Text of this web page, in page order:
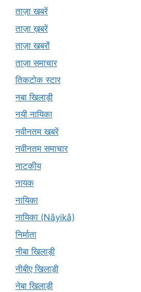
ताज़ा खबरें
ताज़ा ख़बरें
ताज़ा खबरों
ताज़ा समाचार
तिकटोक स्टार
नबा खिलाड़ी
नयी नायिका
नवीनतम खबरें
नवीनतम समाचार
नाटकीय
नायक
नायिका
नायिका (Nāyikā)
निर्माता
नीबा खिलाड़ी
नीबीए खिलाड़ी
नेबा खिलाड़ी